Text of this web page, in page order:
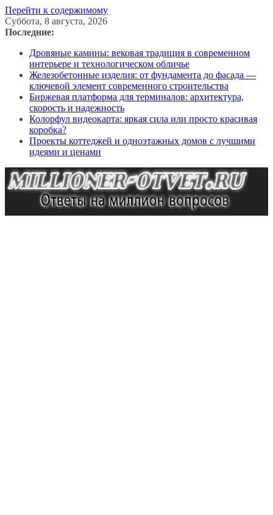
Перейти к содержимому
Суббота, 8 августа, 2026
Последние:
Дровяные камины: вековая традиция в современном
интерьере и технологическом обличье
Железобетонные изделия: от фундамента до фасада —
ключевой элемент современного строительства
Биржевая платформа для терминалов: архитектура,
скорость и надежность
Колорфул видеокарта: яркая сила или просто красивая
коробка?
Проекты коттеджей и одноэтажных домов с лучшими
идеями и ценами